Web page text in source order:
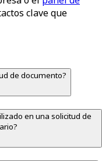
clave que
de documento?
en una solicitud de